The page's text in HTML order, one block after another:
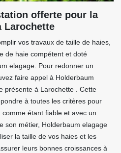
offerte pour la
Larochette
vos travaux de taille de haies,
de haie compétent et doté
elagage. Pour redonner un
faire appel à Holderbaum
présente à Larochette . Cette
à toutes les critères pour
étant fiable et avec un
son métier, Holderbaum elagage
la taille de vos haies et les
leurs bonnes croissances à